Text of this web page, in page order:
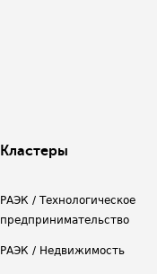
Кластеры
РАЭК / Технологическое
предпринимательство
РАЭК / Недвижимость